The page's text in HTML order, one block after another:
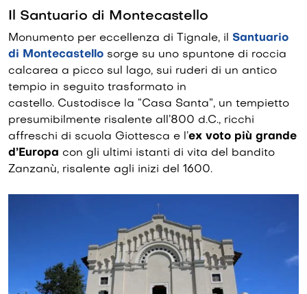
Il Santuario di Montecastello
Monumento per eccellenza di Tignale, il Santuario
di Montecastello sorge su uno spuntone di roccia
calcarea a picco sul lago, sui ruderi di un antico
tempio in seguito trasformato in
castello. Custodisce la “Casa Santa”, un tempietto
presumibilmente risalente all’800 d.C., ricchi
affreschi di scuola Giottesca e l’ex voto più grande
d’Europa con gli ultimi istanti di vita del bandito
Zanzanù, risalente agli inizi del 1600.